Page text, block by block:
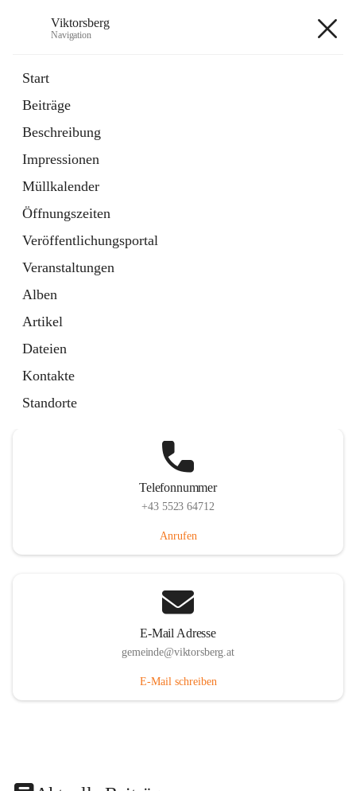
Viktorsberg
Navigation
Start
Beiträge
Beschreibung
Impressionen
Müllkalender
Öffnungszeiten
Veröffentlichungsportal
Veranstaltungen
Alben
Artikel
Dateien
Kontakte
Standorte
1 Schnellzugriff
Bürgerservice
10 Schnellzugriffe
Telefonnummer
+43 5523 64712
Anrufen
E-Mail Adresse
gemeinde@viktorsberg.at
E-Mail schreiben